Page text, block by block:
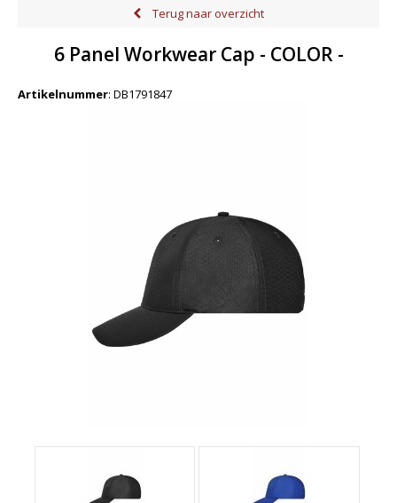
Terug naar overzicht
6 Panel Workwear Cap - COLOR -
Artikelnummer: DB1791847